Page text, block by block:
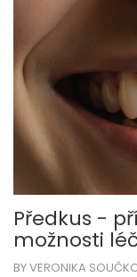
Předkus -
možnosti
BY VERONIKA